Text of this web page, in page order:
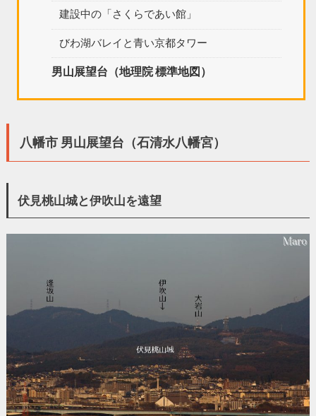
建設中の「さくらであい館」
びわ湖バレイと青い京都タワー
男山展望台（地理院 標準地図）
八幡市 男山展望台（石清水八幡宮）
伏見桃山城と伊吹山を遠望